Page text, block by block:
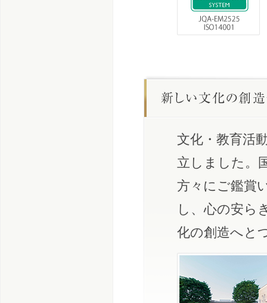
文化・教育活
立しました。
方々にご鑑賞
し、心の安ら
化の創造へと